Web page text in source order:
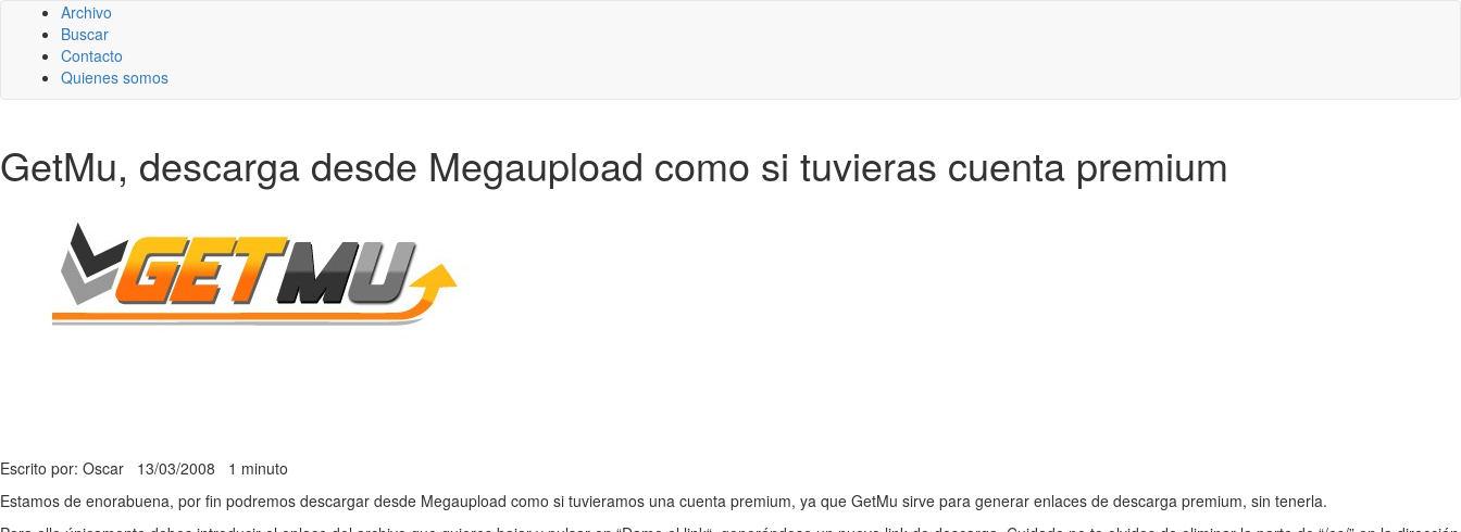
Archivo
Buscar
Contacto
Quienes somos
GetMu, descarga desde Megaupload como si tuvieras cuenta premium
Escrito por: Oscar 13/03/2008 1 minuto
Estamos de enorabuena, por fin podremos descargar desde Megaupload como si tuvieramos una cuenta premium, ya que GetMu sirve para generar enlaces de descarga premium, sin tenerla.